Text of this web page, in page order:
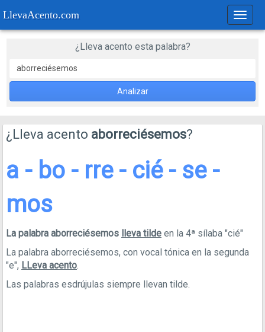
LlevaAcento.com
de
¿Lleva acento esta palabra?
Analizar
¿Lleva acento aborreciésemos?
a - bo - rre - cié - se -
mos
La palabra aborreciésemos lleva tilde en la 4ª sílaba "cié"
La palabra aborreciésemos, con vocal tónica en la segunda
"e", LLeva acento.
Las palabras esdrújulas siempre llevan tilde.